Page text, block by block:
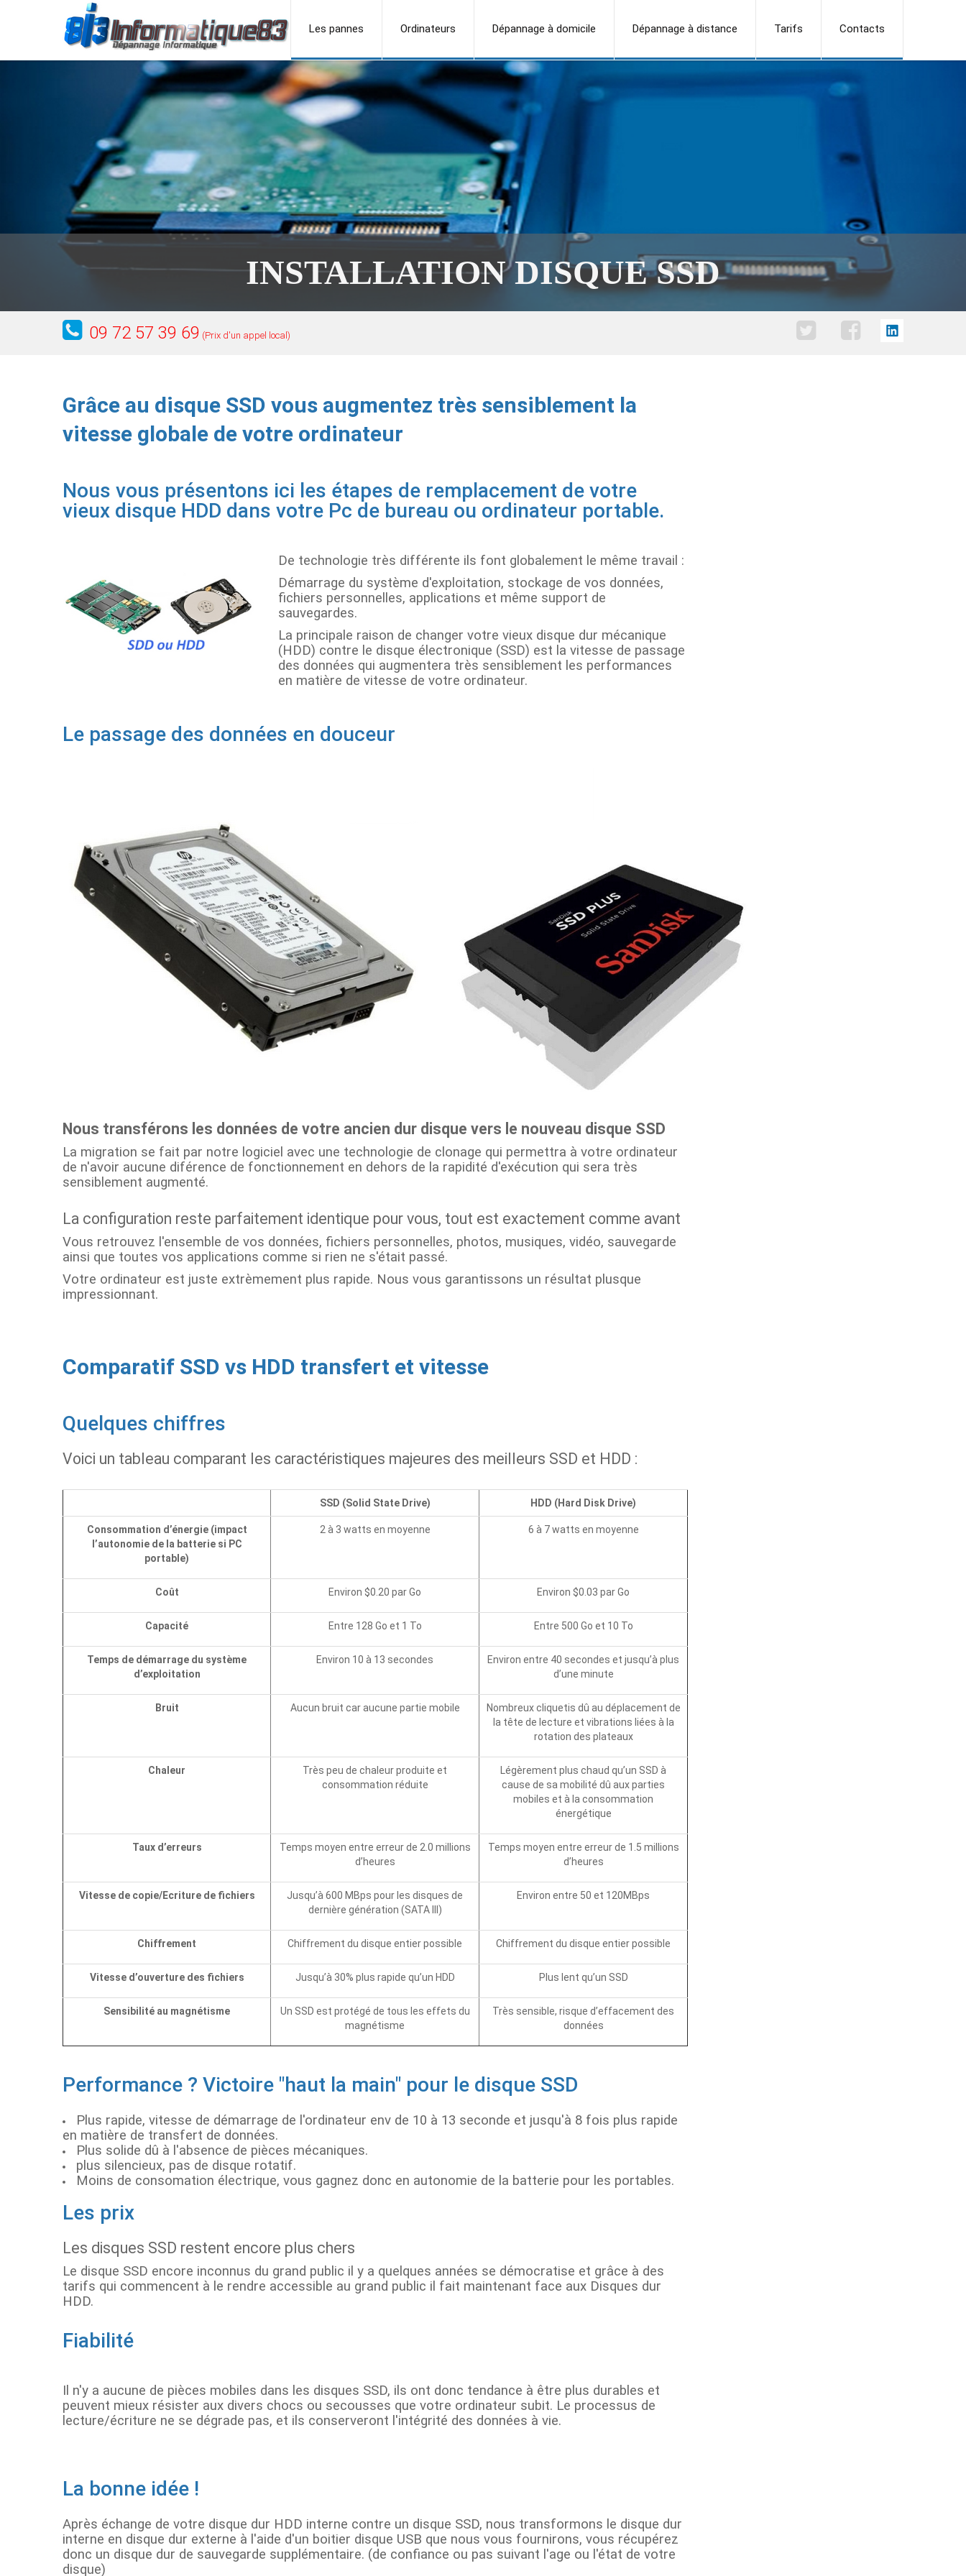
Les pannes Ordinateurs Dépannage à domicile Dépannage à distance Tarifs Contacts
INSTALLATION DISQUE SSD
09 72 57 39 69 (Prix d'un appel local)
Grâce au disque SSD vous augmentez très sensiblement la
vitesse globale de votre ordinateur
Nous vous présentons ici les étapes de remplacement de votre
vieux disque HDD dans votre Pc de bureau ou ordinateur portable.
De technologie très différente ils font globalement le même travail :
Démarrage du système d'exploitation, stockage de vos données,
fichiers personnelles, applications et même support de
sauvegardes.
La principale raison de changer votre vieux disque dur mécanique
(HDD) contre le disque électronique (SSD) est la vitesse de passage
des données qui augmentera très sensiblement les performances
en matière de vitesse de votre ordinateur.
Le passage des données en douceur
Nous transférons les données de votre ancien dur disque vers le nouveau disque SSD
La migration se fait par notre logiciel avec une technologie de clonage qui permettra à votre ordinateur
de n'avoir aucune diférence de fonctionnement en dehors de la rapidité d'exécution qui sera très
sensiblement augmenté.
La configuration reste parfaitement identique pour vous, tout est exactement comme avant
Vous retrouvez l'ensemble de vos données, fichiers personnelles, photos, musiques, vidéo, sauvegarde
ainsi que toutes vos applications comme si rien ne s'était passé.
Votre ordinateur est juste extrèmement plus rapide. Nous vous garantissons un résultat plusque
impressionnant.
Comparatif SSD vs HDD transfert et vitesse
Quelques chiffres
Voici un tableau comparant les caractéristiques majeures des meilleurs SSD et HDD :
SSD (Solid State Drive) HDD (Hard Disk Drive)
Consommation d’énergie (impact
l’autonomie de la batterie si PC
portable)
2 à 3 watts en moyenne 6 à 7 watts en moyenne
Coût Environ $0.20 par Go Environ $0.03 par Go
Capacité Entre 128 Go et 1 To Entre 500 Go et 10 To
Temps de démarrage du système
d’exploitation
Environ 10 à 13 secondes
Environ entre 40 secondes et jusqu’à plus
d’une minute
Bruit Aucun bruit car aucune partie mobile
Nombreux cliquetis dû au déplacement de
la tête de lecture et vibrations liées à la
rotation des plateaux
Chaleur
Très peu de chaleur produite et
consommation réduite
Légèrement plus chaud qu’un SSD à
cause de sa mobilité dû aux parties
mobiles et à la consommation
énergétique
Taux d’erreurs
Temps moyen entre erreur de 2.0 millions
d’heures
Temps moyen entre erreur de 1.5 millions
d’heures
Vitesse de copie/Ecriture de fichiers
Jusqu’à 600 MBps pour les disques de
dernière génération (SATA III)
Environ entre 50 et 120MBps
Chiffrement Chiffrement du disque entier possible Chiffrement du disque entier possible
Vitesse d’ouverture des fichiers Jusqu’à 30% plus rapide qu’un HDD Plus lent qu’un SSD
Sensibilité au magnétisme
Un SSD est protégé de tous les effets du
magnétisme
Très sensible, risque d’effacement des
données
Performance ? Victoire "haut la main" pour le disque SSD
Plus rapide, vitesse de démarrage de l'ordinateur env de 10 à 13 seconde et jusqu'à 8 fois plus rapide
en matière de transfert de données.
Plus solide dû à l'absence de pièces mécaniques.
plus silencieux, pas de disque rotatif.
Moins de consomation électrique, vous gagnez donc en autonomie de la batterie pour les portables.
Les prix
Les disques SSD restent encore plus chers
Le disque SSD encore inconnus du grand public il y a quelques années se démocratise et grâce à des
tarifs qui commencent à le rendre accessible au grand public il fait maintenant face aux Disques dur
HDD.
Fiabilité
Il n'y a aucune de pièces mobiles dans les disques SSD, ils ont donc tendance à être plus durables et
peuvent mieux résister aux divers chocs ou secousses que votre ordinateur subit. Le processus de
lecture/écriture ne se dégrade pas, et ils conserveront l'intégrité des données à vie.
La bonne idée !
Après échange de votre disque dur HDD interne contre un disque SSD, nous transformons le disque dur
interne en disque dur externe à l'aide d'un boitier disque USB que nous vous fournirons, vous récupérez
donc un disque dur de sauvegarde supplémentaire. (de confiance ou pas suivant l'age ou l'état de votre
disque)